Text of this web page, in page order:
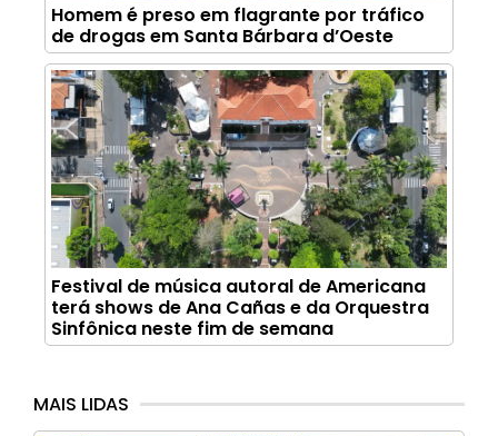
Homem é preso em flagrante por tráfico
de drogas em Santa Bárbara d’Oeste
Festival de música autoral de Americana
terá shows de Ana Cañas e da Orquestra
Sinfônica neste fim de semana
MAIS LIDAS